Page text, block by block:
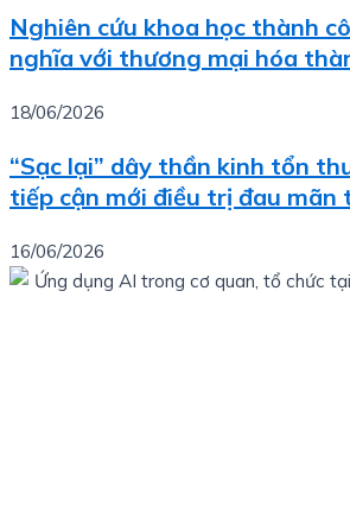
Nghiên cứu khoa học thành
nghĩa với thương mại hóa
18/06/2026
“Sạc lại” dây thần kinh tổn
tiếp cận mới điều trị đau mãn
16/06/2026